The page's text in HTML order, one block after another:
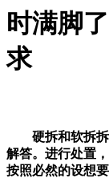
时满脚
求
硬拆和软拆拆
解答。进行处置
按照必然的设想